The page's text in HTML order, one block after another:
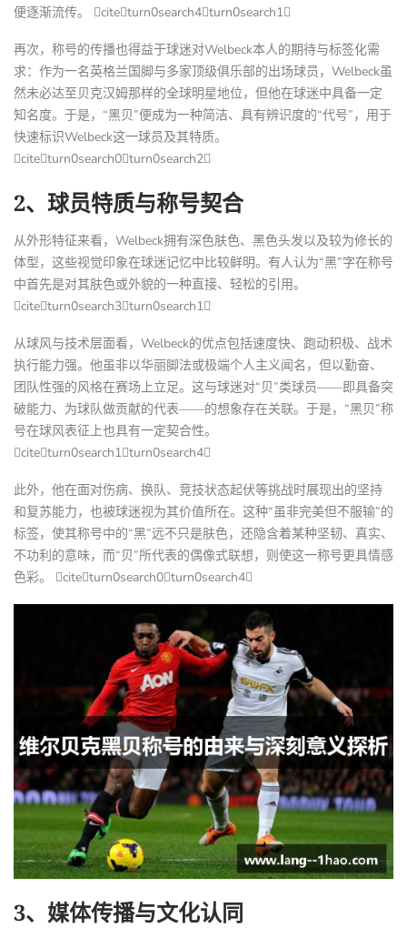
便逐渐流传。 citeturn0search4turn0search1
再次，称号的传播也得益于球迷对Welbeck本人的期待与标签化需
求：作为一名英格兰国脚与多家顶级俱乐部的出场球员，Welbeck虽
然未必达至贝克汉姆那样的全球明星地位，但他在球迷中具备一定
知名度。于是，“黑贝”便成为一种简洁、具有辨识度的“代号”，用于
快速标识Welbeck这一球员及其特质。
citeturn0search0turn0search2
2、球员特质与称号契合
从外形特征来看，Welbeck拥有深色肤色、黑色头发以及较为修长的
体型，这些视觉印象在球迷记忆中比较鲜明。有人认为“黑”字在称号
中首先是对其肤色或外貌的一种直接、轻松的引用。
citeturn0search3turn0search1
从球风与技术层面看，Welbeck的优点包括速度快、跑动积极、战术
执行能力强。他虽非以华丽脚法或极端个人主义闻名，但以勤奋、
团队性强的风格在赛场上立足。这与球迷对“贝”类球员——即具备突
破能力、为球队做贡献的代表——的想象存在关联。于是，“黑贝”称
号在球风表征上也具有一定契合性。
citeturn0search1turn0search4
此外，他在面对伤病、换队、竞技状态起伏等挑战时展现出的坚持
和复苏能力，也被球迷视为其价值所在。这种“虽非完美但不服输”的
标签，使其称号中的“黑”远不只是肤色，还隐含着某种坚韧、真实、
不功利的意味，而“贝”所代表的偶像式联想，则使这一称号更具情感
色彩。 citeturn0search0turn0search4
3、媒体传播与文化认同